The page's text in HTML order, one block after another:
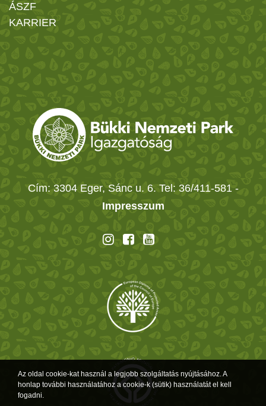
ÁSZF
KARRIER
Cím: 3304 Eger, Sánc u. 6. Tel: 36/411-581 -
Impresszum
Az oldal cookie-kat használ a legjobb szolgáltatás nyújtásához. A
honlap további használatához a cookie-k (sütik) használatát el kell
fogadni.